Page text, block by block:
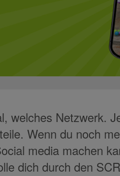
welches Netzwerk.
Wenn du noch
media machen
dich durch den